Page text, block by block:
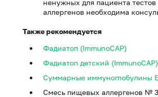
ненужных для пациента
аллергенов необходима
Также рекомендуется
Фадиатоп (ImmunoCAP)
Фадиатоп детский (ImmunoCAP)
Суммарные иммуноглобулины
Смесь пищевых аллергенов №